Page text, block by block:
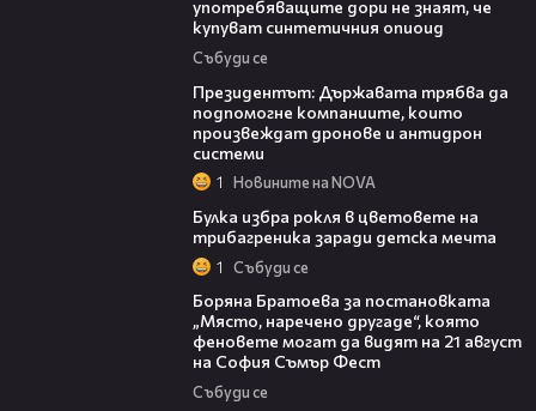
употребяващите дори не знаят, че
купуват синтетичния опиоид
Събуди се
Президентът: Държавата трябва да
подпомогне компаниите, които
произвеждат дронове и антидрон
системи
1 Новините на NOVA
Булка избра рокля в цветовете на
трибагреника заради детска мечта
1 Събуди се
Боряна Братоева за постановката
„Място, наречено другаде“, която
феновете могат да видят на 21 август
на София Съмър Фест
Събуди се